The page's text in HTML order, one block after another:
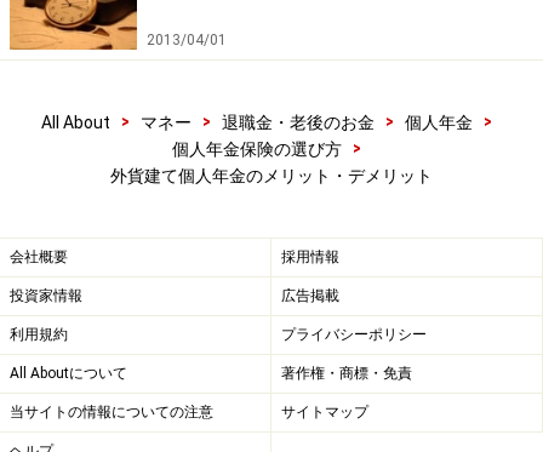
2013/04/01
All About > マネー > 退職金・老後のお金 > 個人年金
>
個人年金保険の選び方
>
外貨建て個人年金のメリット・デメリット
会社概要 採用情報
投資家情報 広告掲載
利用規約 プライバシーポリシー
All Aboutについて 著作権・商標・免責
当サイトの情報についての注意 サイトマップ